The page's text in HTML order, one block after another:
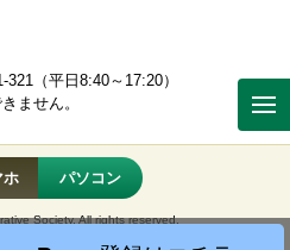
（平日8:40～17:20）
ません。
ホ パソコン
Society. All rights reserved.